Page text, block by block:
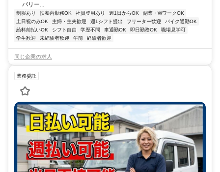
バリー...
制服あり 扶養内勤務OK 社員登用あり 週1日からOK
副業・WワークOK
土日祝のみOK
主婦・主夫歓迎 週1シフト提出 フリーター歓迎
バイク通勤OK
給料前払いOK
シフト自由 学歴不問 車通勤OK 即日勤務OK
職場見学可
学生歓迎
未経験者歓迎 午前 経験者歓迎
同じ企業の求人
業務委託